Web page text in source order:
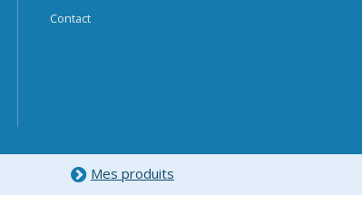
Contact
Mes produits